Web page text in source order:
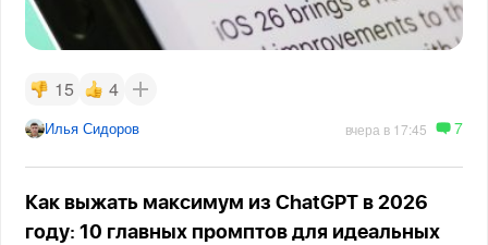
15 4
Илья Сидоров вчера в 17:45 7
Как выжать максимум из ChatGPT в 2026
году: 10 главных промптов для идеальных